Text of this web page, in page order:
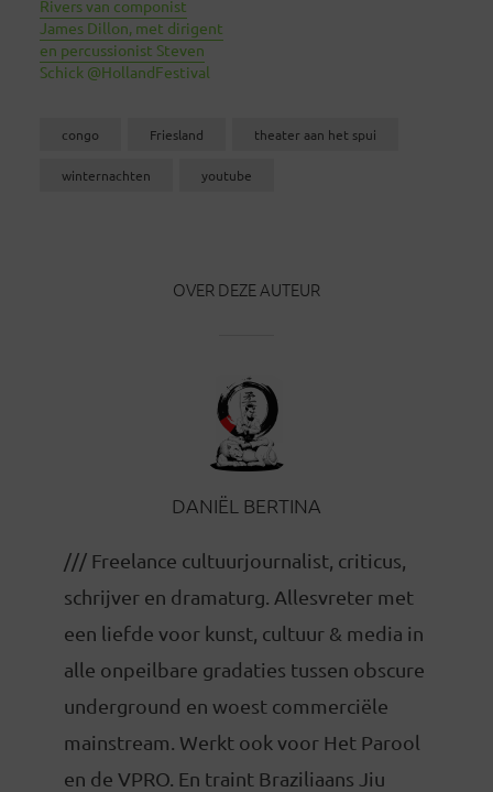
Rivers van componist
James Dillon, met dirigent
en percussionist Steven
Schick @HollandFestival
congo Friesland theater aan het spui
winternachten youtube
OVER DEZE AUTEUR
DANIËL BERTINA
/// Freelance cultuurjournalist, criticus,
schrijver en dramaturg. Allesvreter met
een liefde voor kunst, cultuur & media in
alle onpeilbare gradaties tussen obscure
underground en woest commerciële
mainstream. Werkt ook voor Het Parool
en de VPRO. En traint Braziliaans Jiu